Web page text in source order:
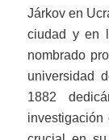
Járkov en
ciudad y en
nombrado
universidad
1882